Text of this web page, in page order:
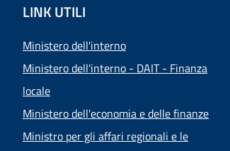
LINK UTILI
Ministero dell'interno
Ministero dell'interno - DAIT - Finanza
locale
Ministero dell'economia e delle finanze
Ministro per gli affari regionali e le